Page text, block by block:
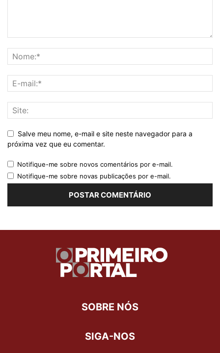
Salve meu nome, e-mail e site neste navegador para a
próxima vez que eu comentar.
Notifique-me sobre novos comentários por e-mail.
Notifique-me sobre novas publicações por e-mail.
SOBRE NÓS
SIGA-NOS